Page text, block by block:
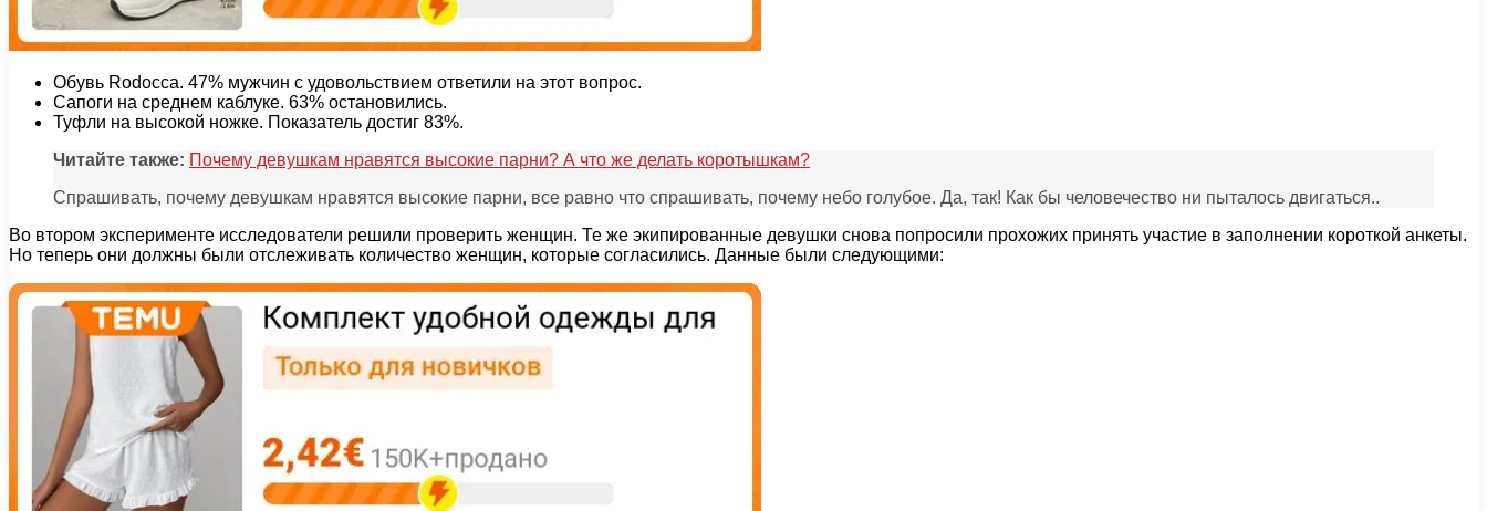
Обувь Rodocca. 47% мужчин с удовольствием ответили на этот вопрос.
Сапоги на среднем каблуке. 63% остановились.
Туфли на высокой ножке. Показатель достиг 83%.
Читайте также: Почему девушкам нравятся высокие парни? А что же делать коротышкам?
Спрашивать, почему девушкам нравятся высокие парни, все равно что спрашивать, почему небо голубое. Да, так! Как бы человечество ни пыталось двигаться..
Во втором эксперименте исследователи решили проверить женщин. Те же экипированные девушки снова попросили прохожих принять участие в заполнении короткой анкеты.
Но теперь они должны были отслеживать количество женщин, которые согласились. Данные были следующими: